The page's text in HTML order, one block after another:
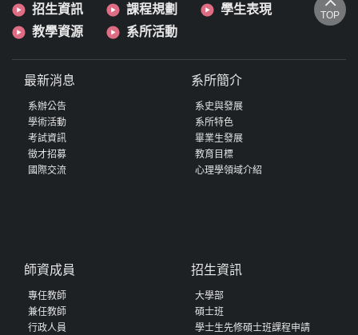
招生資訊
課程規劃
學生表現
教學資源
系所活動
TOP
最新消息
系辦公告
學術活動
考試資訊
徵才招募
國際交流
系所簡介
系史與發展
系所特色
畢業生發展
教育目標
心理學領域介紹
師資成員
專任教師
兼任教師
行政人員
招生資訊
大學部
碩士班
學士生先修碩士班課程申請